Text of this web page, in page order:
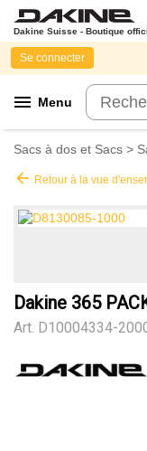
Dakine Suisse - Boutique
menu Menu
Se connecter
Sacs à dos et Sacs >
arrow_back Retour à la vue
Dakine 365
Art. D10004334-